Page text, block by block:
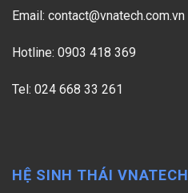
Email: contact@vnatech.com.vn
Hotline: 0903 418 369
Tel: 024 668 33 261
HỆ SINH THÁI VNATECH